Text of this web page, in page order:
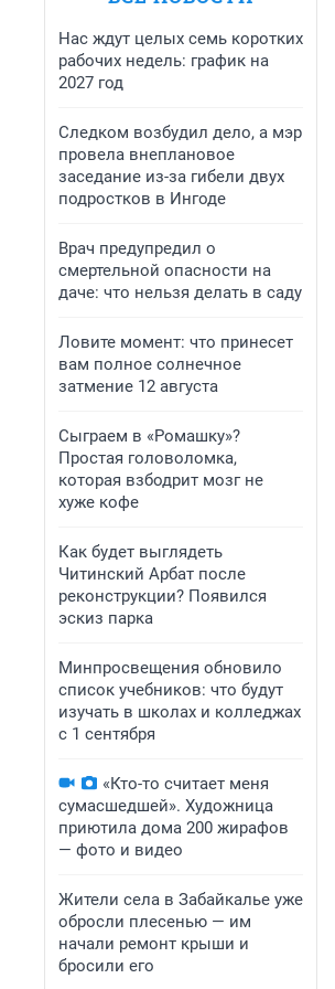
Нас ждут целых семь коротких
рабочих недель: график на
2027 год
Следком возбудил дело, а мэр
провела внеплановое
заседание из-за гибели двух
подростков в Ингоде
Врач предупредил о
смертельной опасности на
даче: что нельзя делать в саду
Ловите момент: что принесет
вам полное солнечное
затмение 12 августа
Сыграем в «Ромашку»?
Простая головоломка,
которая взбодрит мозг не
хуже кофе
Как будет выглядеть
Читинский Арбат после
реконструкции? Появился
эскиз парка
Минпросвещения обновило
список учебников: что будут
изучать в школах и колледжах
с 1 сентября
«Кто-то считает меня
сумасшедшей». Художница
приютила дома 200 жирафов
— фото и видео
Жители села в Забайкалье уже
обросли плесенью — им
начали ремонт крыши и
бросили его